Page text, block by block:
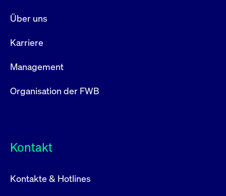
Über uns
Karriere
Management
Organisation der FWB
Kontakt
Kontakte & Hotlines